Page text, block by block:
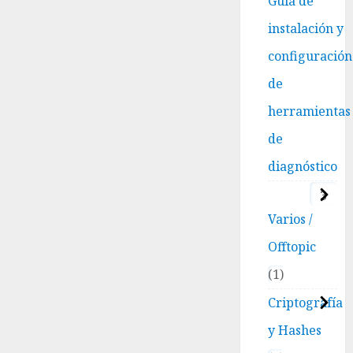
instalación y
configuración
de
herramientas
de
diagnóstico
3
Varios /
Offtopic
1
Criptografía
y Hashes